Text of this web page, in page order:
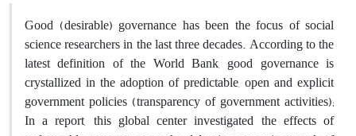
Good (desirable) governance has been the focus of social
science researchers in the last three decades. According to the
latest definition of the World Bank, good governance is
crystallized in the adoption of predictable, open and explicit
government policies (transparency of government activities);
In a report, this global center investigated the effects of